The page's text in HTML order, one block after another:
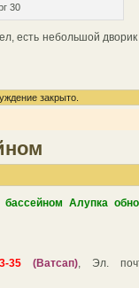
30
есть небольшой
закрыто.
Алупка
35 (Ватсап), Эл.